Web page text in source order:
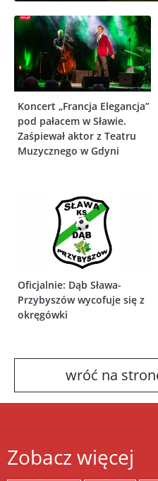
Koncert „Francja Elegancja”
pod pałacem w Sławie.
Zaśpiewał aktor z Teatru
Muzycznego w Gdyni
Oficjalnie: Dąb Sława-
Przybyszów wycofuje się z
okręgówki
wróć na
Zobacz więcej